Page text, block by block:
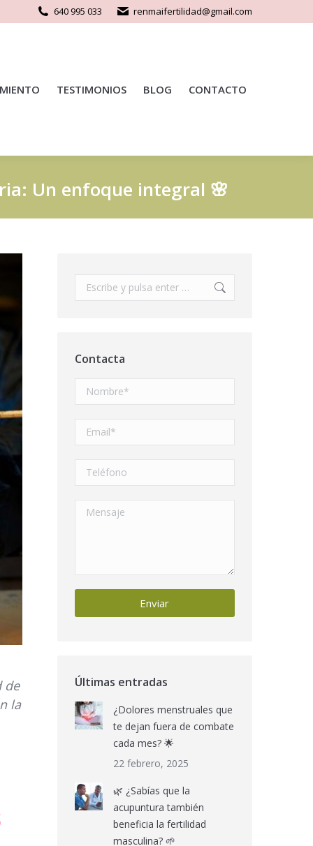
640 995 033 renmaifertilidad@gmail.com
TESTIMONIOS BLOG CONTACTO
Un enfoque integral 🌸
de
la
Buscar:
Contacta
Últimas entradas
¿Dolores menstruales que
te dejan fuera de combate
cada mes? 🌟
22 febrero, 2025
🌿 ¿Sabías que la
acupuntura también
beneficia la fertilidad
masculina? 🌱